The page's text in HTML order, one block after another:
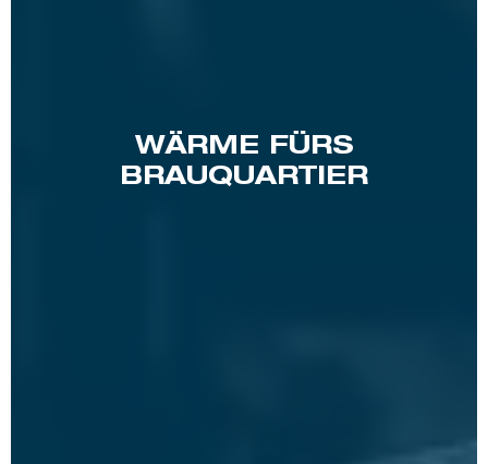
WÄRME FÜRS
BRAUQUARTIER